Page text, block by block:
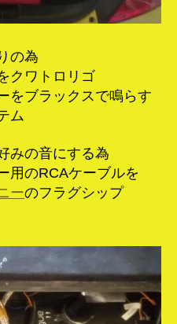
の為
クワトロリゴ
をブラックスで鳴らす
ム
みの音にする為
用のRCAケーブルを
ーのフラグシップ